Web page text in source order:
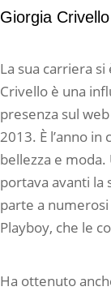
Giorgia
La sua carriera
Crivello è una
presenza sul
2013. È l’anno
bellezza e
portava avanti la
parte a
Playboy, che le
Ha ottenuto